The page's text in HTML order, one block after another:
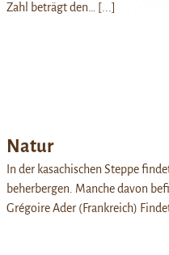
Zahl beträgt den…
[...]
Natur
In der kasachischen Steppe
beherbergen. Manche davon
Grégoire Ader (Frankreich)